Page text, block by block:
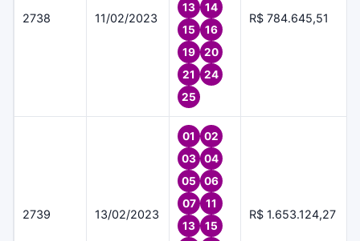
2738 11/02/2023
13
14
15
16
19
20
21
24
25
R$ 784.645,51
2739 13/02/2023
01
02
03
04
05
06
07
11
13
15
R$ 1.653.124,27